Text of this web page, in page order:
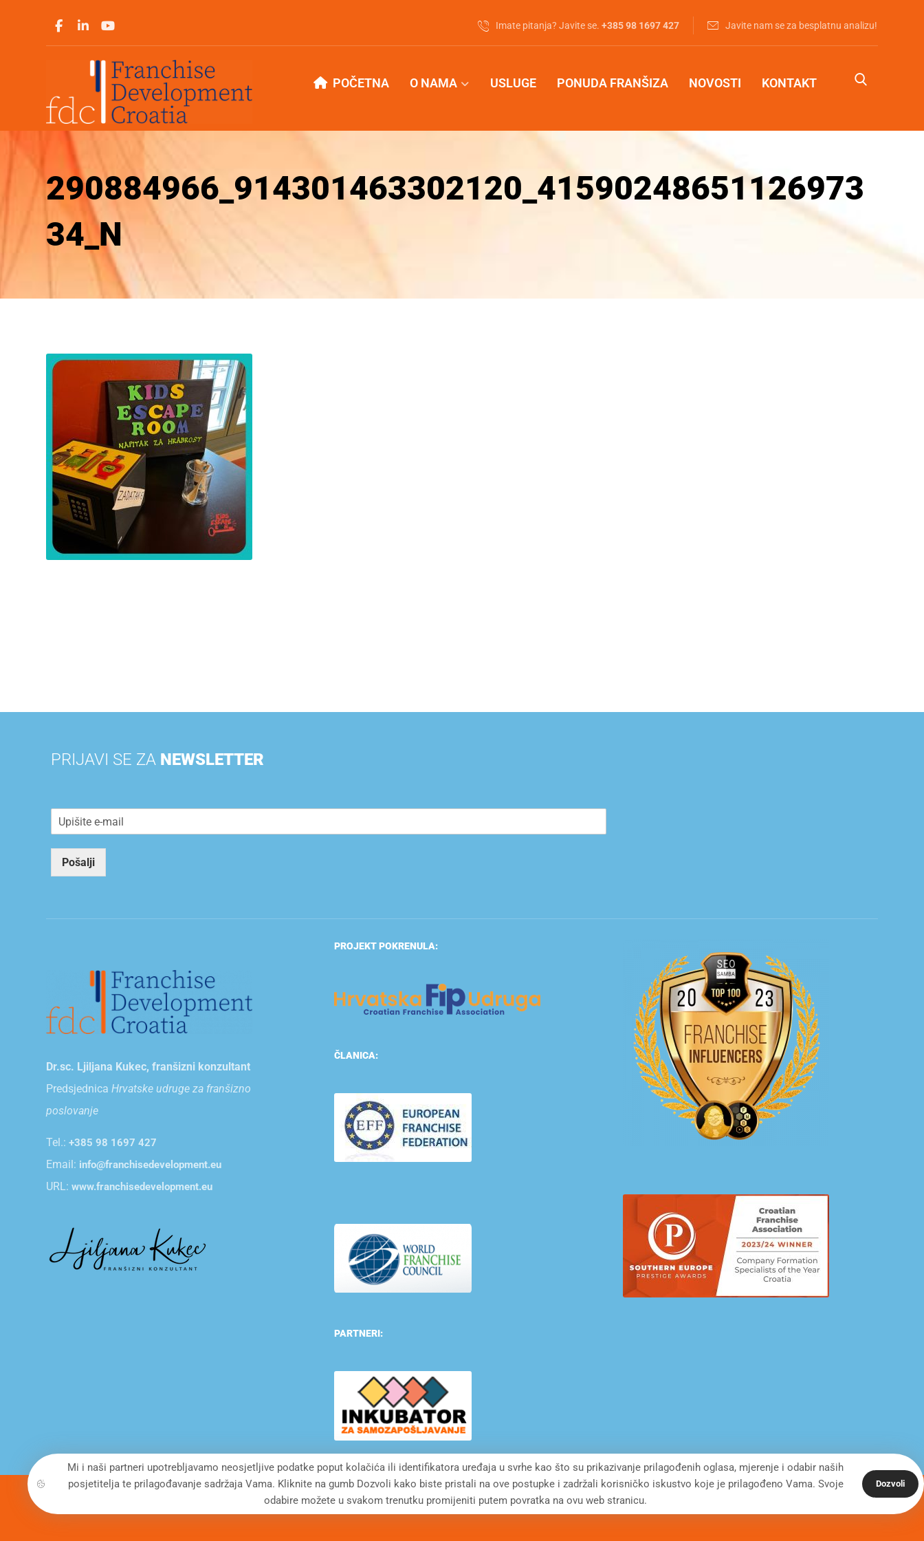
Javite nam se za besplatnu analizu!
Imate pitanja? Javite se.‭+385 98 1697 427‬
POČETNA O NAMA USLUGE PONUDA FRANŠIZA NOVOSTI KONTAKT
290884966_914301463302120_41590248651126973
34_N
PRIJAVI SE ZA NEWSLETTER
m
Pošalji
Dr.sc. Ljiljana Kukec, franšizni konzultant
PredsjednicaHrvatske udruge za franšizno
poslovanje
Tel.:+385 98 1697 427
Email: info@franchisedevelopment.eu
URL:www.franchisedevelopment.eu
PROJEKT POKRENULA:
ČLANICA:
PARTNERI:
© Copyright 2022. All Rights Reserved - FRANCHISE DEVELOPMENT CROATIA Privacy Policy
Mi i naši partneri upotrebljavamo neosjetljive podatke poput kolačića ili identifikatora uređaja u svrhe kao što su prikazivanje prilagođenih oglasa, mjerenje i odabir naših
posjetitelja te prilagođavanje sadržaja Vama. Kliknite na gumb Dozvoli kako biste pristali na ove postupke i zadržali korisničko iskustvo koje je prilagođeno Vama. Svoje
odabire možete u svakom trenutku promijeniti putem povratka na ovu web stranicu.
Dozvoli